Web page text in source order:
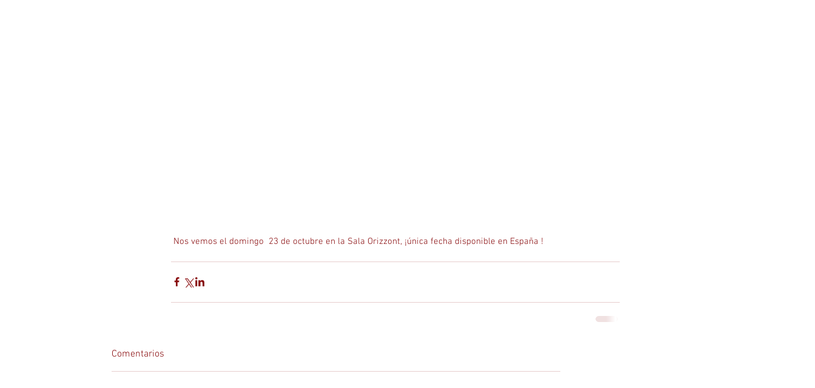
Nos vemos el domingo  23 de octubre en la Sala Orizzont, ¡única fecha disponible en España !
Comentarios